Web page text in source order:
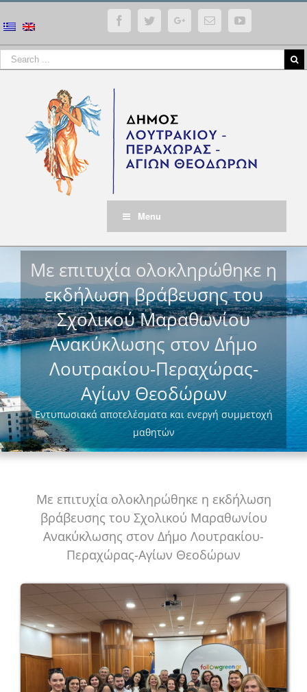
FacebookTwitterGoogle+Email YouTube
Menu
Με επιτυχία ολοκληρώθηκε η
εκδήλωση βράβευσης του
Σχολικού Μαραθωνίου
Ανακύκλωσης στον Δήμο
Λουτρακίου-Περαχώρας-
Αγίων Θεοδώρων
Εντυπωσιακά αποτελέσματα και ενεργή συμμετοχή
μαθητών
Με επιτυχία ολοκληρώθηκε η εκδήλωση
βράβευσης του Σχολικού Μαραθωνίου
Ανακύκλωσης στον Δήμο Λουτρακίου-
Περαχώρας-Αγίων Θεοδώρων
View
Image